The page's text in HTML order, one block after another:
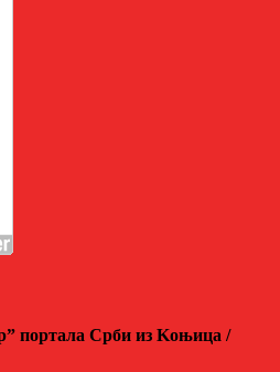
портала Срби из Kоњица /